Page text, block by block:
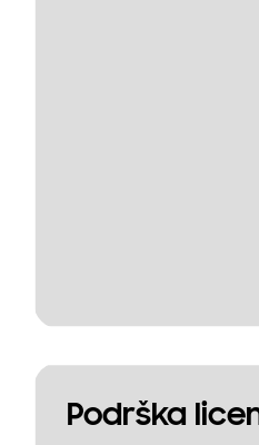
Podrška